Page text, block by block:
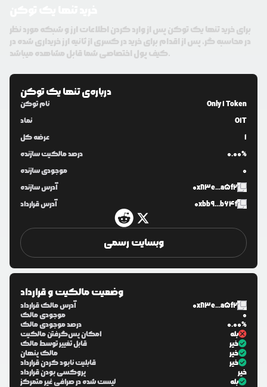
برای خرید تنها یک توکن پس از وارد کردن اطلاعات ارز و شبکه مورد نظر
در محاسبه گر، پس از اقدام برای خرید در کسری از ثانیه ارز خریداری شده در
کیف پول اختصاصی شما قابل مشاهده میباشد.
درباره‌یتنها یک توکن
نام توکن
Only 1 Token
نماد
O1T
عرضه کل
1
درصد مالکیت سازنده
0.00%
موجودی سازنده
0
آدرس سازنده
0x83e...a5f2
آدرس قرارداد
0xbb9...b64f
وبسایت رسمی
وضعیت مالکیت و قرارداد
آدرس مالک قرارداد
0x83e...a5f2
موجودی مالک
0
درصد موجودی مالک
0.00%
امکان پس‌گرفتن مالکیت
بله
قابل تغییر توسط مالک
خیر
مالک پنهان
خیر
قابلیت نابود کردن قرارداد
خیر
پروکسی بودن قرارداد
خیر
لیست شده در صرافی غیر متمرکز
بله